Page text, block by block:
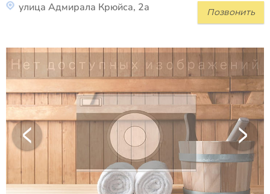
Позвонить
улица Адмирала Крюйса, 2а